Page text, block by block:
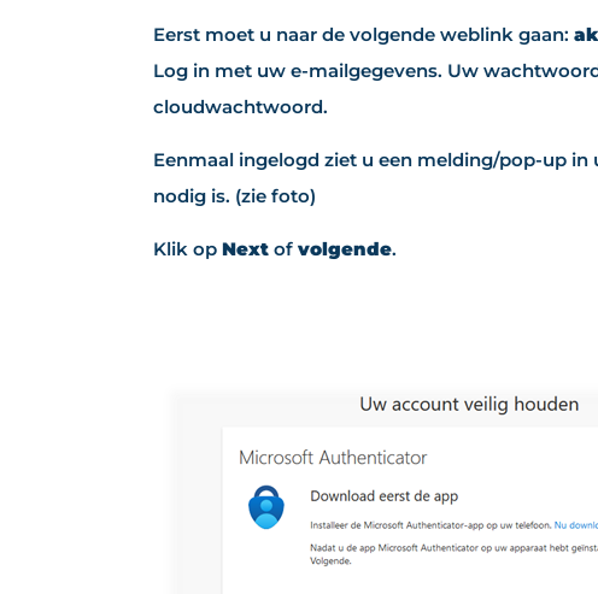
Eerst moet u naar de volgende weblink gaan:
Log in met uw e-mailgegevens. Uw
cloudwachtwoord.
Eenmaal ingelogd ziet u een melding/pop-up
nodig is. (zie foto)
Klik op Next of volgende.